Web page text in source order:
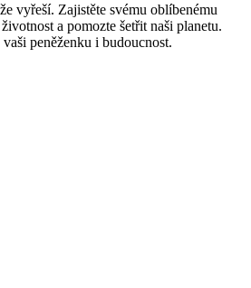
vyřeší. Zajistěte svému oblíbenému
a pomozte šetřit naši planetu.
peněženku i budoucnost.